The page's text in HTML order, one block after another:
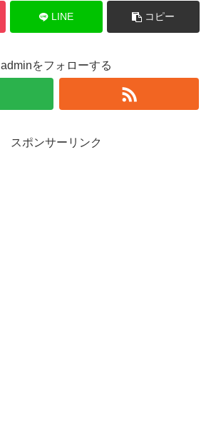
LINE コピー
adminをフォローする
スポンサーリンク